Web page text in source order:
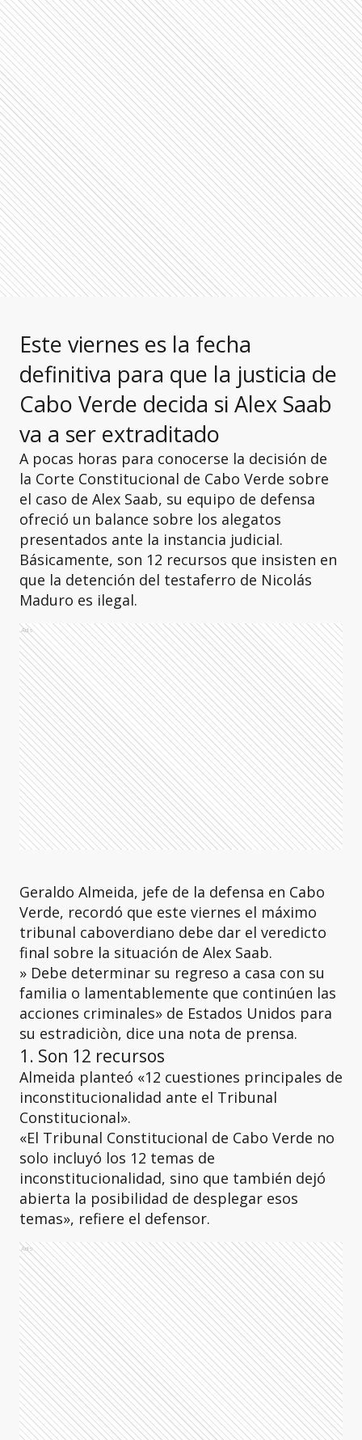
Este viernes es la fecha
definitiva para que la justicia de
Cabo Verde decida si Alex Saab
va a ser extraditado
A pocas horas para conocerse la decisión de
la Corte Constitucional de Cabo Verde sobre
el caso de Alex Saab, su equipo de defensa
ofreció un balance sobre los alegatos
presentados ante la instancia judicial.
Básicamente, son 12 recursos que insisten en
que la detención del testaferro de Nicolás
Maduro es ilegal.
Ads
Geraldo Almeida, jefe de la defensa en Cabo
Verde, recordó que este viernes el máximo
tribunal caboverdiano debe dar el veredicto
final sobre la situación de Alex Saab.
» Debe determinar su regreso a casa con su
familia o lamentablemente que continúen las
acciones criminales» de Estados Unidos para
su estradiciòn, dice una nota de prensa.
1. Son 12 recursos
Almeida planteó «12 cuestiones principales de
inconstitucionalidad ante el Tribunal
Constitucional».
«El Tribunal Constitucional de Cabo Verde no
solo incluyó los 12 temas de
inconstitucionalidad, sino que también dejó
abierta la posibilidad de desplegar esos
temas», refiere el defensor.
Ads